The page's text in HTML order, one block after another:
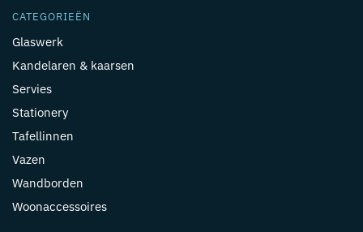
CATEGORIEËN
Glaswerk
Kandelaren & kaarsen
Servies
Stationery
Tafellinnen
Vazen
Wandborden
Woonaccessoires